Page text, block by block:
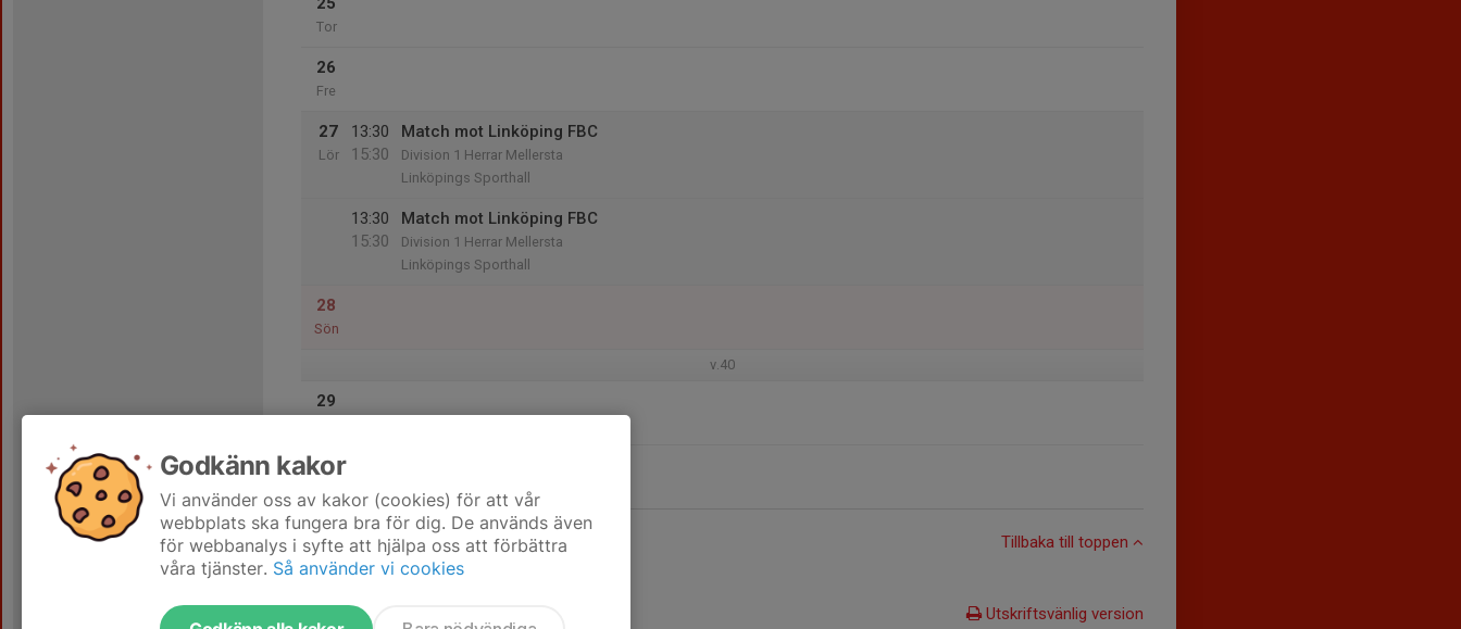
Tor
26
Fre
27
Lör
13:30
15:30
Match mot Linköping FBC
Division 1 Herrar Mellersta
Linköpings Sporthall
13:30
15:30
Match mot Linköping FBC
Division 1 Herrar Mellersta
Linköpings Sporthall
28
Sön
v.40
29
30
Tillbaka till toppen
Utskriftsvänlig version
Godkänn kakor
Vi använder oss av kakor (cookies) för att vår
webbplats ska fungera bra för dig. De används även
för webbanalys i syfte att hjälpa oss att förbättra
våra tjänster. Så använder vi cookies